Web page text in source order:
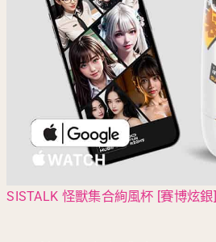
SISTALK 怪獸集合絢風杯 [賽博炫銀]